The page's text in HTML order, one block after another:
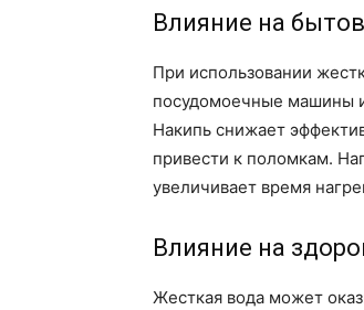
Влияние на
При использовании
посудомоечные машины и
Накипь снижает
привести к поломкам.
увеличивает время
Влияние на
Жесткая вода может